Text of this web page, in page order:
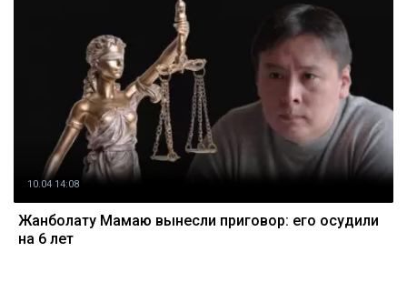
10.04 14:08
Жанболату Мамаю вынесли приговор: его осудили
на 6 лет